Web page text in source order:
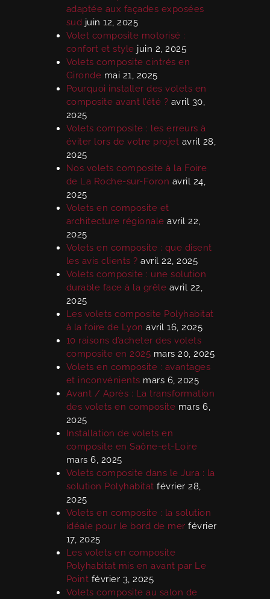
adaptée aux façades exposées
sud juin 12, 2025
Volet composite motorisé :
confort et style juin 2, 2025
Volets composite cintrés en
Gironde mai 21, 2025
Pourquoi installer des volets en
composite avant l’été ? avril 30,
2025
Volets composite : les erreurs à
éviter lors de votre projet avril 28,
2025
Nos volets composite à la Foire
de La Roche-sur-Foron avril 24,
2025
Volets en composite et
architecture régionale avril 22,
2025
Volets en composite : que disent
les avis clients ? avril 22, 2025
Volets composite : une solution
durable face à la grêle avril 22,
2025
Les volets composite Polyhabitat
à la foire de Lyon avril 16, 2025
10 raisons d’acheter des volets
composite en 2025 mars 20, 2025
Volets en composite : avantages
et inconvénients mars 6, 2025
Avant / Après : La transformation
des volets en composite mars 6,
2025
Installation de volets en
composite en Saône-et-Loire
mars 6, 2025
Volets composite dans le Jura : la
solution Polyhabitat février 28,
2025
Volets en composite : la solution
idéale pour le bord de mer février
17, 2025
Les volets en composite
Polyhabitat mis en avant par Le
Point février 3, 2025
Volets composite au salon de